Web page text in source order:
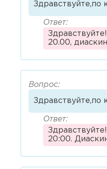
Здравствуйте,по
Ответ:
20.00,
Вопрос:
Здравствуйте,по
Ответ:
20:00.